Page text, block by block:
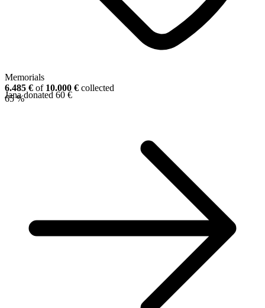
Memorials
6.485 € of 10.000 € collected
65 %
Jana donated 60 €